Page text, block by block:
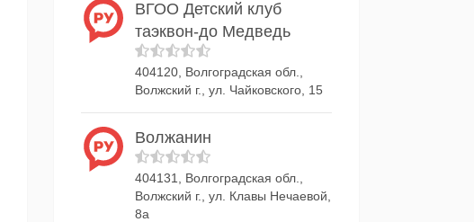
ВГОО Детский клуб
таэквон-до Медведь
404120, Волгоградская обл.,
Волжский г., ул. Чайковского, 15
Волжанин
404131, Волгоградская обл.,
Волжский г., ул. Клавы Нечаевой,
8а